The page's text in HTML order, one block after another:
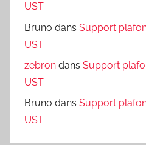
UST
Bruno dans Support
UST
zebron dans Support
UST
Bruno dans Support
UST